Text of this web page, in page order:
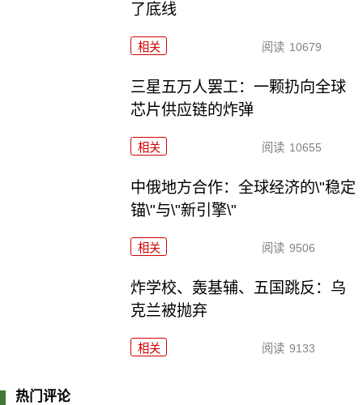
了底线
相关 阅读 10679
三星五万人罢工：一颗扔向全球
芯片供应链的炸弹
相关 阅读 10655
中俄地方合作：全球经济的\"稳定
锚\"与\"新引擎\"
相关 阅读 9506
炸学校、轰基辅、五国跳反：乌
克兰被抛弃
相关 阅读 9133
热门评论